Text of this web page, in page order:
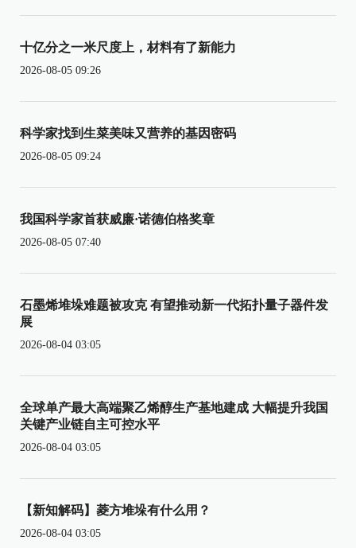
十亿分之一米尺度上，材料有了新能力
2026-08-05 09:26
科学家找到生菜美味又营养的基因密码
2026-08-05 09:24
我国科学家首获威廉·诺德伯格奖章
2026-08-05 07:40
石墨烯堆垛难题被攻克 有望推动新一代拓扑量子器件发
展
2026-08-04 03:05
全球单产最大高端聚乙烯醇生产基地建成 大幅提升我国
关键产业链自主可控水平
2026-08-04 03:05
【新知解码】菱方堆垛有什么用？
2026-08-04 03:05